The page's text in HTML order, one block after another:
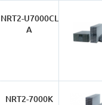
NRT2-U7000CL
A
NRT2-7000K